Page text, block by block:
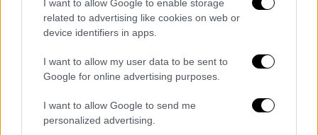
I want to allow Google to enable storage
related to advertising like cookies on web or
device identifiers in apps.
I want to allow my user data to be sent to
Google for online advertising purposes.
I want to allow Google to send me
personalized advertising.
Επίσης, όπως μετέδωσε το μεσημεριανό
δελτίο ειδήσεων του OPEN, οι αρχές στη
Λέσβο προχώρησαν στην προληπτική
εκκένωση του χωριού Βρίσα. Όπως δήλωσε
είναι μόλις 500 μέτρα από το χωριό.